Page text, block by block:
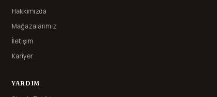
Hakkımızda
Mağazalarımız
İletişim
Kariyer
YARDIM